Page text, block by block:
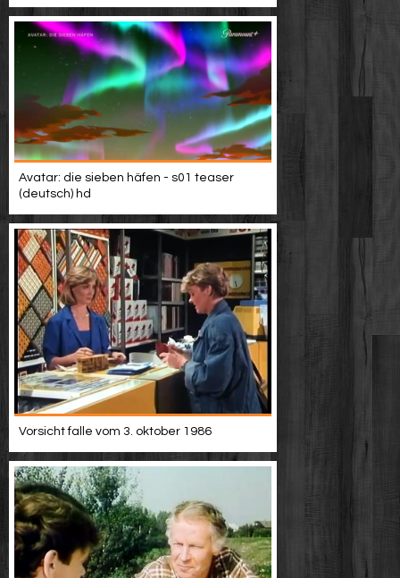
Avatar: die sieben häfen - s01 teaser
(deutsch) hd
Vorsicht falle vom 3. oktober 1986